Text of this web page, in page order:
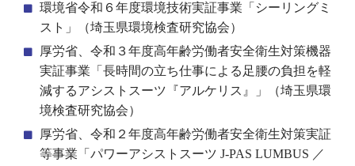
環境省令和６年度環境技術実証事業「シーリングミ
スト」（埼玉県環境検査研究協会）
厚労省、令和３年度高年齢労働者安全衛生対策機器
実証事業「長時間の立ち仕事による足腰の負担を軽
減するアシストスーツ『アルケリス』」（埼玉県環
境検査研究協会）
厚労省、令和２年度高年齢労働者安全衛生対策実証
等事業「パワーアシストスーツ J-PAS LUMBUS ／